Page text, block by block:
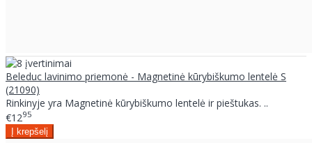
Beleduc lavinimo priemonė - Magnetinė kūrybiškumo lentelė S
(21090)
Rinkinyje yra Magnetinė kūrybiškumo lentelė ir pieštukas. ..
€1295